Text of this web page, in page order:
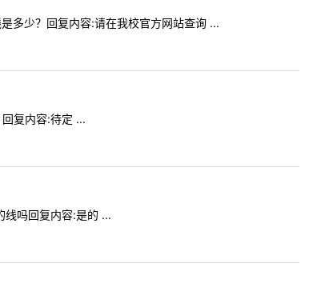
多少？回复内容:请在我校官方网站查询 ...
复内容:待定 ...
吗回复内容:是的 ...